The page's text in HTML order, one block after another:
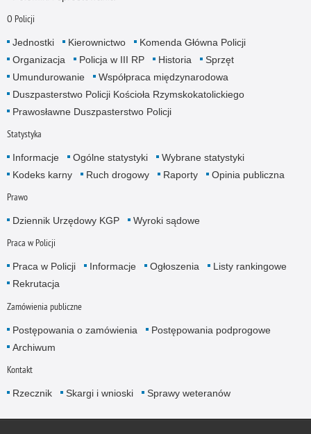
O Policji
Jednostki Kierownictwo
Komenda Główna Policji
Organizacja
Policja w III RP Historia
Sprzęt
Umundurowanie
Współpraca międzynarodowa
Duszpasterstwo Policji Kościoła Rzymskokatolickiego
Prawosławne Duszpasterstwo Policji
Statystyka
Informacje Ogólne statystyki
Wybrane statystyki
Kodeks karny
Ruch drogowy Raporty Opinia publiczna
Prawo
Dziennik Urzędowy KGP Wyroki sądowe
Praca w Policji
Praca w Policji Informacje Ogłoszenia
Listy rankingowe
Rekrutacja
Zamówienia publiczne
Postępowania o zamówienia
Postępowania podprogowe
Archiwum
Kontakt
Rzecznik Skargi i wnioski Sprawy weteranów